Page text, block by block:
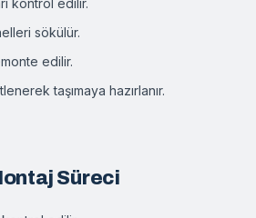
kontrol edilir.
sökülür.
edilir.
taşımaya hazırlanır.
Süreci